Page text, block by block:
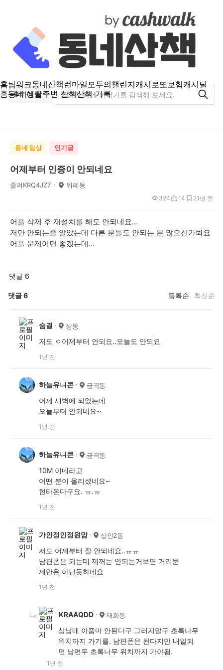
홈팀워크동네산책런마일모두의챌린지캐시로또보험캐시딜
홈동네 생활주변 산책산책 기록
위례동
동네 일상 인기글
어제부터 인증이 안되네요
졸려KRQ4JZ7 위례동
1년 전
324 14 2
어플 삭제 후 재설치를 해도 안되네요...
저만 안되는줄 알았는데 다른 분들도 안되는 분 많으신가봐요
어플 문제이면 좋겠는데...
댓글 6
댓글6 등록순 최신순
숨결 상동
저도 ㅇ어제부터 안되요..오늘도 안되요
1년 전
하늘유니콘 금곡동
어제 새벽에 되었는데
오늘부터 안되네요~
1년 전
하늘유니콘 금곡동
10M 이네라고
어떤 분이 올리셨네요~
현타온다구요. ㅠ.ㅠ
1년 전
가인정인정원맘 상인2동
저도 어제부터 잘 안되네요..ㅠㅠ
남편폰은 되는데 제꺼는 안되는거보면 거리문
제만은 아닌듯하네요
1년 전
KRAAQDD 태화동
삼남매 아줌마 안된다구 그러지말구 초록나무
위치까지 가기를. 남편폰은 된다지만 내일되
면 남편두 초록나무 위치까지 가야됨.
1년 전